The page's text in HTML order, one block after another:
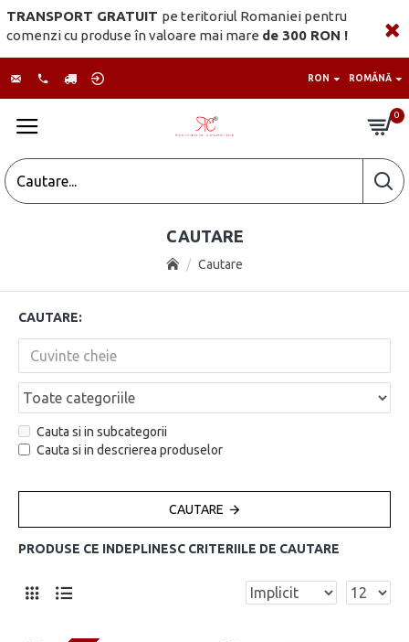
TRANSPORT GRATUIT pe teritoriul Romaniei pentru
comenzi cu produse în valoare mai mare de 300 RON !
RON ROMÂNĂ
0
Cautare
CAUTARE
CAUTARE:
Cauta si in subcategorii
Cauta si in descrierea produselor
CAUTARE
PRODUSE CE INDEPLINESC CRITERIILE DE CAUTARE